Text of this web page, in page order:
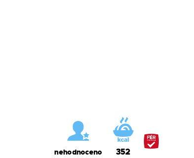
nehodnoceno 352